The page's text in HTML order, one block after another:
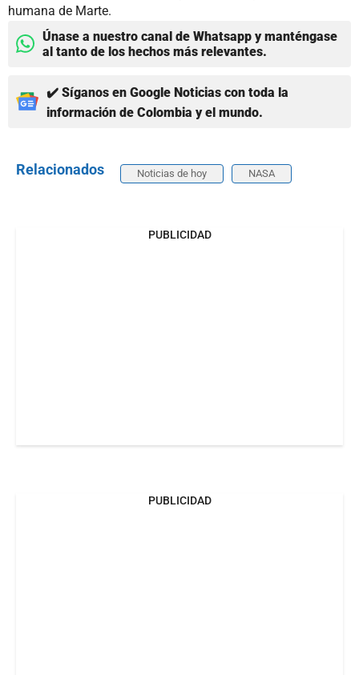
humana de Marte.
Únase a nuestro canal de Whatsapp y manténgase
al tanto de los hechos más relevantes.
✔️ Síganos en Google Noticias con toda la
información de Colombia y el mundo.
Relacionados Noticias de hoy NASA
PUBLICIDAD
PUBLICIDAD